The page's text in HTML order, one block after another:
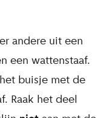
andere uit een
een wattenstaaf.
buisje met de
Raak het deel